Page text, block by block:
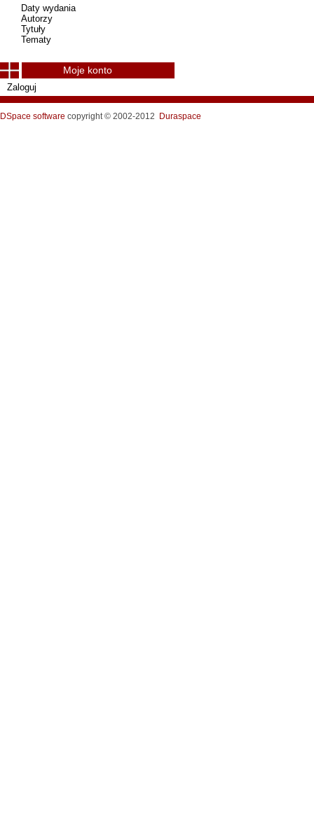
Daty wydania
Autorzy
Tytuły
Tematy
Moje konto
Zaloguj
DSpace software copyright © 2002-2012 Duraspace